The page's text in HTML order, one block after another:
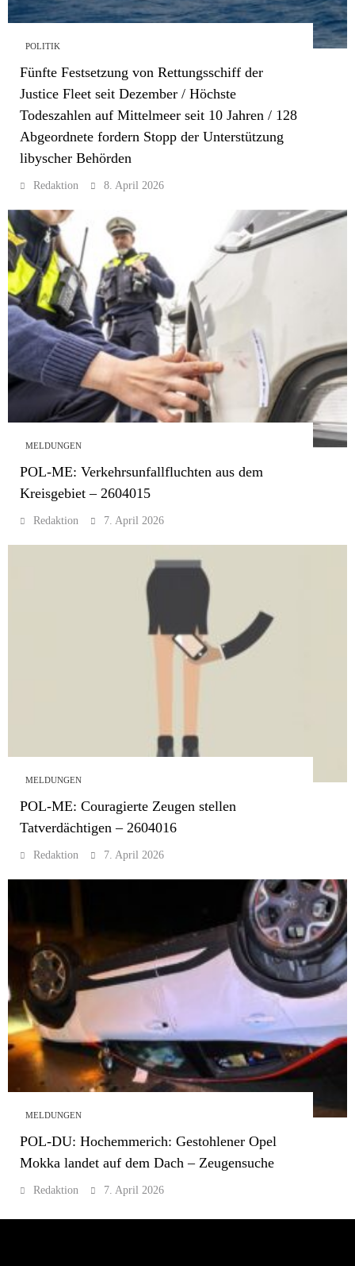
POLITIK
Fünfte Festsetzung von Rettungsschiff der
Justice Fleet seit Dezember / Höchste
Todeszahlen auf Mittelmeer seit 10 Jahren / 128
Abgeordnete fordern Stopp der Unterstützung
libyscher Behörden
Redaktion 8. April 2026
MELDUNGEN
POL-ME: Verkehrsunfallfluchten aus dem
Kreisgebiet – 2604015
Redaktion 7. April 2026
MELDUNGEN
POL-ME: Couragierte Zeugen stellen
Tatverdächtigen – 2604016
Redaktion 7. April 2026
MELDUNGEN
POL-DU: Hochemmerich: Gestohlener Opel
Mokka landet auf dem Dach – Zeugensuche
Redaktion 7. April 2026